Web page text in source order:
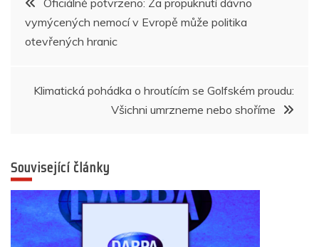
o
o
p
p
g
er
n
m
pro
vymýcených nemocí v Evropě může politika
otevřených hranic
Klimatická pohádka o hroutícím se Golfském proudu:
Všichni umrzneme nebo shoříme
Související články